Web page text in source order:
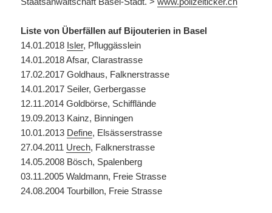
Liste von Überfällen auf Bijouterien in Basel
14.01.2018 Isler, Pfluggässlein
14.01.2018 Afsar, Clarastrasse
17.02.2017 Goldhaus, Falknerstrasse
14.01.2017 Seiler, Gerbergasse
12.11.2014 Goldbörse, Schifflände
19.09.2013 Kainz, Binningen
10.01.2013 Define, Elsässerstrasse
27.04.2011 Urech, Falknerstrasse
14.05.2008 Bösch, Spalenberg
03.11.2005 Waldmann, Freie Strasse
24.08.2004 Tourbillon, Freie Strasse